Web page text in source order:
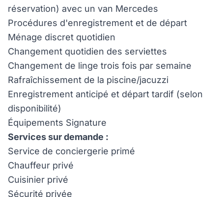
réservation) avec un van Mercedes
Procédures d'enregistrement et de départ
Ménage discret quotidien
Changement quotidien des serviettes
Changement de linge trois fois par semaine
Rafraîchissement de la piscine/jacuzzi
Enregistrement anticipé et départ tardif (selon
disponibilité)
Équipements Signature
Services sur demande :
Service de conciergerie primé
Chauffeur privé
Cuisinier privé
Sécurité privée